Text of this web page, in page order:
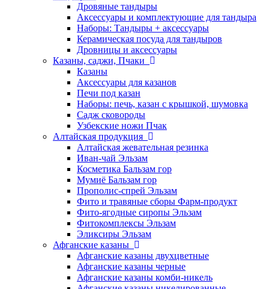
Дровяные тандыры
Аксессуары и комплектующие для тандыра
Наборы: Тандыры + аксессуары
Керамическая посуда для тандыров
Дровницы и аксессуары
Казаны, саджи, Пчаки
Казаны
Аксессуары для казанов
Печи под казан
Наборы: печь, казан с крышкой, шумовка
Садж сковороды
Узбекские ножи Пчак
Алтайская продукция
Алтайская жевательная резинка
Иван-чай Эльзам
Косметика Бальзам гор
Мумиё Бальзам гор
Прополис-спрей Эльзам
Фито и травяные сборы Фарм-продукт
Фито-ягодные сиропы Эльзам
Фитокомплексы Эльзам
Эликсиры Эльзам
Афганские казаны
Афганские казаны двухцветные
Афганские казаны черные
Афганские казаны комби-никель